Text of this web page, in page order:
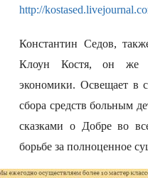
http://kostased
Константин Седов,
Клоун Костя, он же
экономики. Освещает
сбора средств больным
сказками о Добре во
борьбе за полноценное